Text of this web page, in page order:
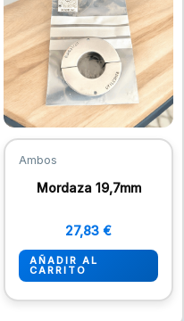
Ambos
Mordaza 19,7mm
27,83 €
AÑADIR AL
CARRITO